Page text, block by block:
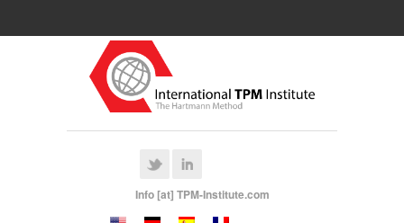
Info [at] TPM-Institute.com